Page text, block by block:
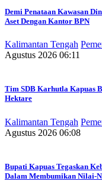
Demi Penataan Kawasan
Aset Dengan Kantor BPN
Kalimantan Tengah
Agustus 2026 06:11
Tim SDB Karhutla Kapuas
Hektare
Kalimantan Tengah
Agustus 2026 06:08
Bupati Kapuas Tegaskan
Dalam Membumikan Nilai-